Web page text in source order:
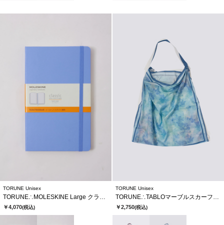
TORUNE Unisex
￥4,070(税込)
TORUNE Unisex
￥2,750(税込)